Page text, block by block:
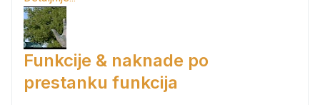
Funkcije & naknade po
prestanku funkcija